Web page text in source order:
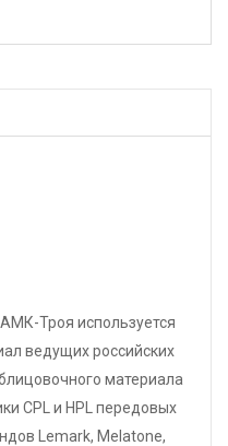
Троя используется
ведущих российских
материала
CPL и HPL передовых
Lemark, Melatone,